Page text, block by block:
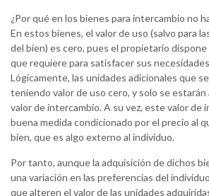
¿Por qué en los bienes para intercambio no
En estos bienes, el valor de uso (salvo para
del bien) es cero, pues el propietario dispone
que requiere para satisfacer sus
Lógicamente, las unidades adicionales que
teniendo valor de uso cero, y solo se
valor de intercambio. A su vez, este valor de
buena medida condicionado por el precio al
bien, que es algo externo al individuo.
Por tanto, aunque la adquisición de dichos
una variación en las preferencias del
que alteren el valor de las unidades